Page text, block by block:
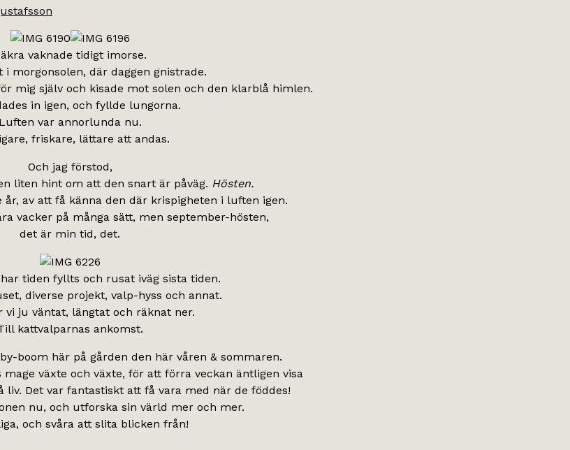
vaknade tidigt imorse.
i morgonsolen, där daggen gnistrade.
mig själv och kisade mot solen och den klarblå himlen.
in igen, och fyllde lungorna.
Luften var annorlunda nu.
friskare, lättare att andas.
Och jag förstod,
liten hint om att den snart är påväg. Hösten.
av att få känna den där krispigheten i luften igen.
vacker på många sätt, men september-hösten,
det är min tid, det.
tiden fyllts och rusat iväg sista tiden.
diverse projekt, valp-hyss och annat.
vi ju väntat, längtat och räknat ner.
kattvalparnas ankomst.
boom här på gården den här våren & sommaren.
växte och växte, för att förra veckan äntligen visa
liv. Det var fantastiskt att få vara med när de föddes!
nu, och utforska sin värld mer och mer.
och svåra att slita blicken från!